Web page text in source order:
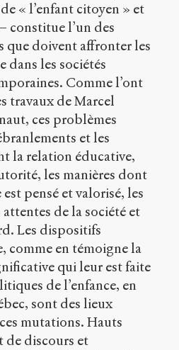
« l’enfant citoyen » et
constitue l’un des
doivent affronter les
dans les sociétés
Comme l’ont
travaux de Marcel
ces problèmes
et les
la relation éducative,
les manières dont
pensé et valorisé, les
de la société et
Les dispositifs
comme en témoigne la
qui leur est faite
de l’enfance, en
sont des lieux
mutations. Hauts
de discours et